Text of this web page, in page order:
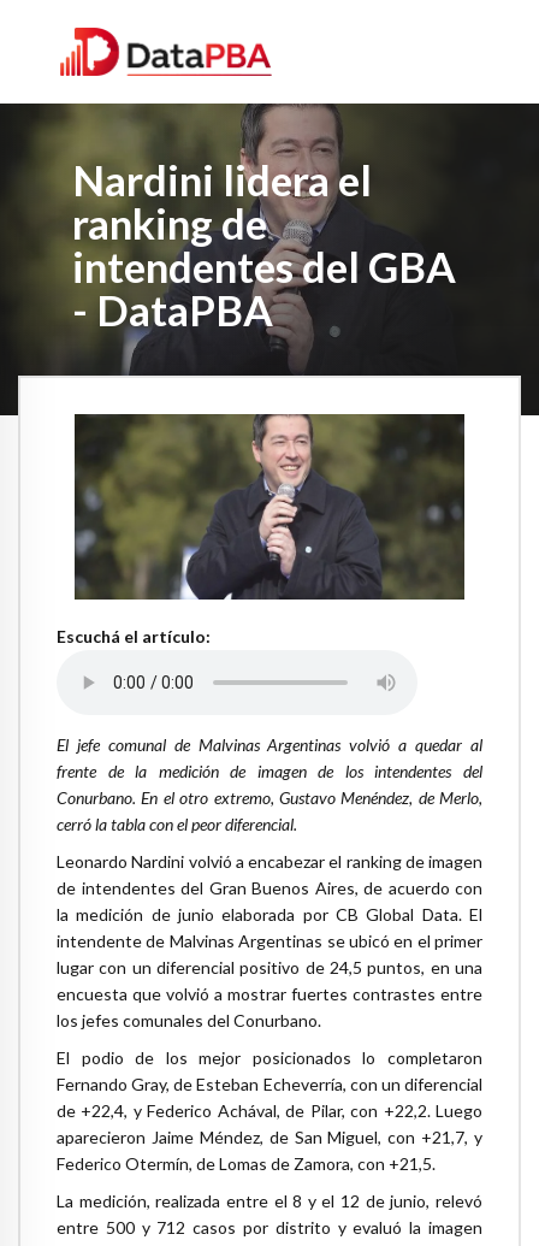
Nardini lidera el
ranking de
intendentes del GBA
- DataPBA
Escuchá el artículo:
El jefe comunal de Malvinas Argentinas volvió a quedar al
frente de la medición de imagen de los intendentes del
Conurbano. En el otro extremo, Gustavo Menéndez, de Merlo,
cerró la tabla con el peor diferencial.
Leonardo Nardini volvió a encabezar el ranking de imagen
de intendentes del Gran Buenos Aires, de acuerdo con
la medición de junio elaborada por CB Global Data. El
intendente de Malvinas Argentinas se ubicó en el primer
lugar con un diferencial positivo de 24,5 puntos, en una
encuesta que volvió a mostrar fuertes contrastes entre
los jefes comunales del Conurbano.
El podio de los mejor posicionados lo completaron
Fernando Gray, de Esteban Echeverría, con un diferencial
de +22,4, y Federico Achával, de Pilar, con +22,2. Luego
aparecieron Jaime Méndez, de San Miguel, con +21,7, y
Federico Otermín, de Lomas de Zamora, con +21,5.
La medición, realizada entre el 8 y el 12 de junio, relevó
entre 500 y 712 casos por distrito y evaluó la imagen